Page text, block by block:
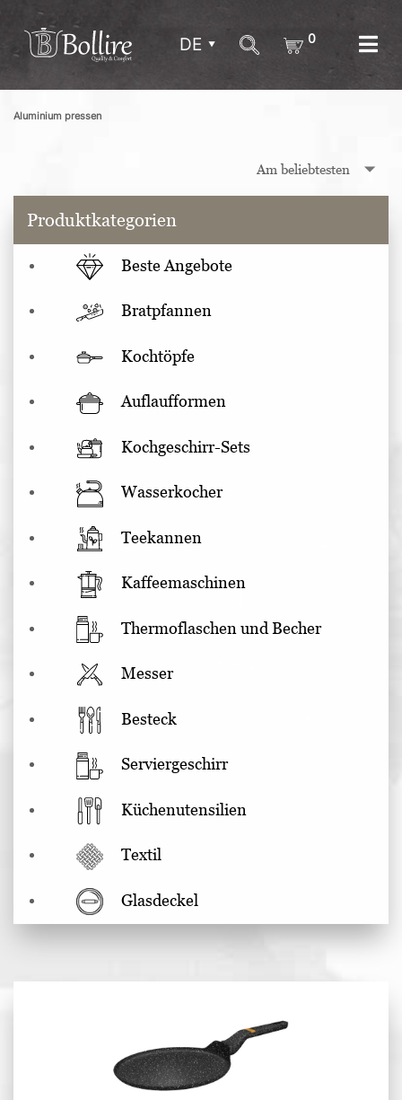
DE 0
Aluminium pressen
Produktkategorien
Beste Angebote
Bratpfannen
Kochtöpfe
Auflaufformen
Kochgeschirr-Sets
Wasserkocher
Teekannen
Kaffeemaschinen
Thermoflaschen und Becher
Messer
Besteck
Serviergeschirr
Küchenutensilien
Textil
Glasdeckel